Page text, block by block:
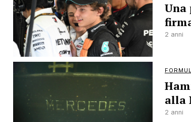
Una
2 anni
alla
2 anni